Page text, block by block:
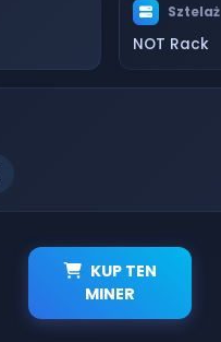
Sztelaż
NOT Rack
KUP TEN
MINER